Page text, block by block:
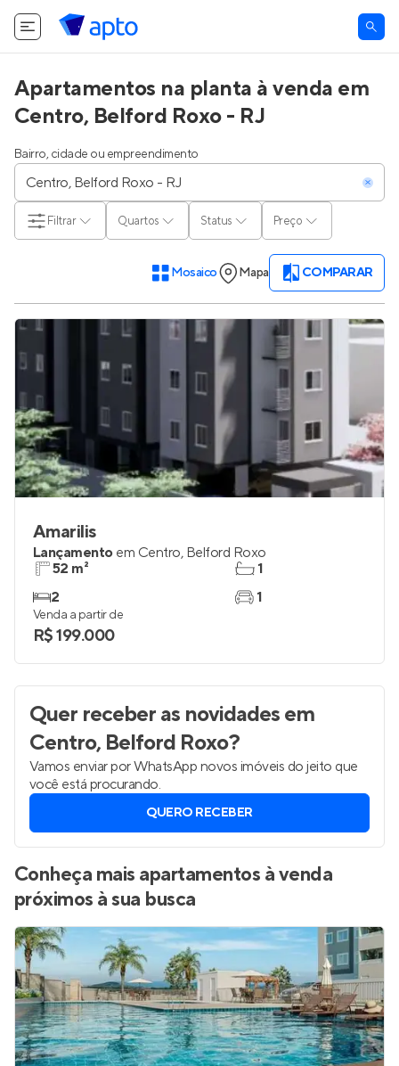
Apartamentos na planta à venda em
Centro, Belford Roxo - RJ
Bairro, cidade ou empreendimento
Quartos Status Preço
Filtrar
Mosaico Mapa COMPARAR
Amarilis
Lançamento em Centro, Belford Roxo
52 m²
2
1
1
Venda a partir de
R$ 199.000
Quer receber as novidadesem
Centro, Belford Roxo?
Vamos enviar por WhatsApp novos imóveis do jeito que
você está procurando.
QUERO RECEBER
Conheça mais apartamentos à venda
próximos à sua busca